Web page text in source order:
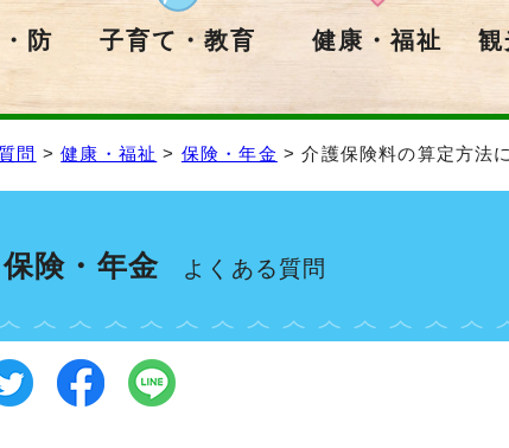
防
子育て・教育 健康・福祉 観
問 >健康・福祉 > 保険・年金 > 介護保険料の算定方法
保険・年金 よくある質問